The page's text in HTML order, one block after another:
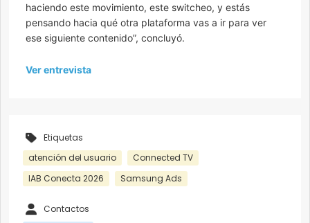
haciendo este movimiento, este switcheo, y estás
pensando hacia qué otra plataforma vas a ir para ver
ese siguiente contenido”, concluyó.
Ver entrevista
Etiquetas
atención del usuario
Connected TV
IAB Conecta 2026
Samsung Ads
Contactos